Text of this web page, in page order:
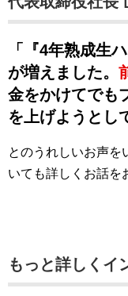
「『4年熟成生
が増えました。
金をかけてでも
を上げようとし
とのうれしいお声を
いても詳しくお話を
もっと詳しくイ